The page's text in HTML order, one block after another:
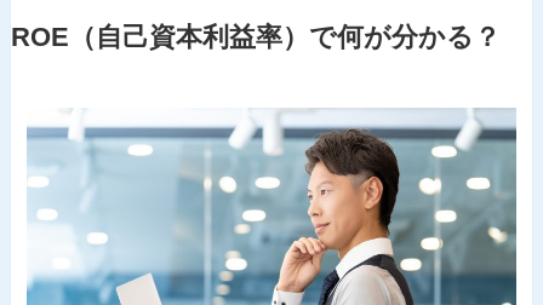
ROE（自己資本利益率）で何が分かる？